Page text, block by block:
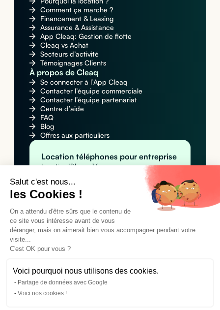
Salut c'est nous...
les Cookies !
On a attendu d'être sûrs que le contenu de
ce site vous intéresse avant de vous
déranger, mais on aimerait bien vous accompagner pendant votre
visite...
C'est OK pour vous ?
Voici pourquoi nous utilisons des cookies.
Partage de données avec Google
Voici nos cookies !
Comment ça marche ?
Financement & Leasing
Assurance & Assistance
App Cleaq: Gestion de flotte
Cleaq vs Achat
Secteurs d’activité
Témoignages Clients
À propos de Cleaq
Se connecter à l’App Cleaq
Contacter l’équipe commerciale
Contacter l’équipe partenariat
Centre d’aide
FAQ
Blog
Offres aux particuliers
Location téléphones pour entreprise
Location iPhone 16
Location Samsung Galaxy S25
Location MacBook pour entreprise
Location Apple MacBook Pro 14" M4
Location Apple MacBook Air M4
Location MacBook Air 15" M4
Location tablettes pour entreprise
Location Apple iPad Pro 11" M4 (Wi-Fi +
Location Samsung Galaxy Tab A9+
©2024 Cleaq SAS. Tous droits réservés.
Conditions générales d'utilisation